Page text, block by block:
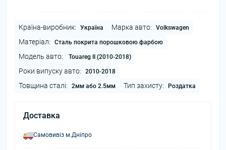
Країна-виробник: Україна Марка авто: Volkswagen
Матеріал: Сталь покрита порошковою фарбою
Модель авто: Touareg II (2010-2018)
Роки випуску авто: 2010-2018
Товщина сталі: 2мм або 2.5мм Тип захисту: Роздатка
Доставка
Самовивіз м.Дніпро